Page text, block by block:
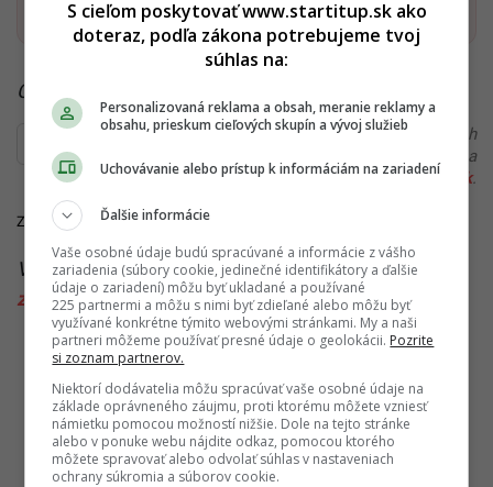
Čítaj viac z kategórie:
Ďakujeme, že čítaš Startitup. V prípade, že máš postreh
alebo si našiel v článku chybu, napíš nám na
redakcia@startitup.sk.
Zdroje: Topky ,Etabletka
Viac k téme:horúčka dengue,komár tigrovaný
zdravotníctvo na slovensku
S cieľom poskytovať www.startitup.sk ako
doteraz, podľa zákona potrebujeme tvoj
súhlas na:
Personalizovaná reklama a obsah, meranie reklamy a
obsahu, prieskum cieľových skupín a vývoj služieb
Uchovávanie alebo prístup k informáciám na zariadení
Ďalšie informácie
Vaše osobné údaje budú spracúvané a informácie z vášho
zariadenia (súbory cookie, jedinečné identifikátory a ďalšie
údaje o zariadení) môžu byť ukladané a používané
225 partnermi a môžu s nimi byť zdieľané alebo môžu byť
využívané konkrétne týmito webovými stránkami. My a naši
partneri môžeme používať presné údaje o geolokácii. Pozrite
si zoznam partnerov.
Niektorí dodávatelia môžu spracúvať vaše osobné údaje na
základe oprávneného záujmu, proti ktorému môžete vzniesť
námietku pomocou možností nižšie. Dole na tejto stránke
alebo v ponuke webu nájdite odkaz, pomocou ktorého
môžete spravovať alebo odvolať súhlas v nastaveniach
ochrany súkromia a súborov cookie.